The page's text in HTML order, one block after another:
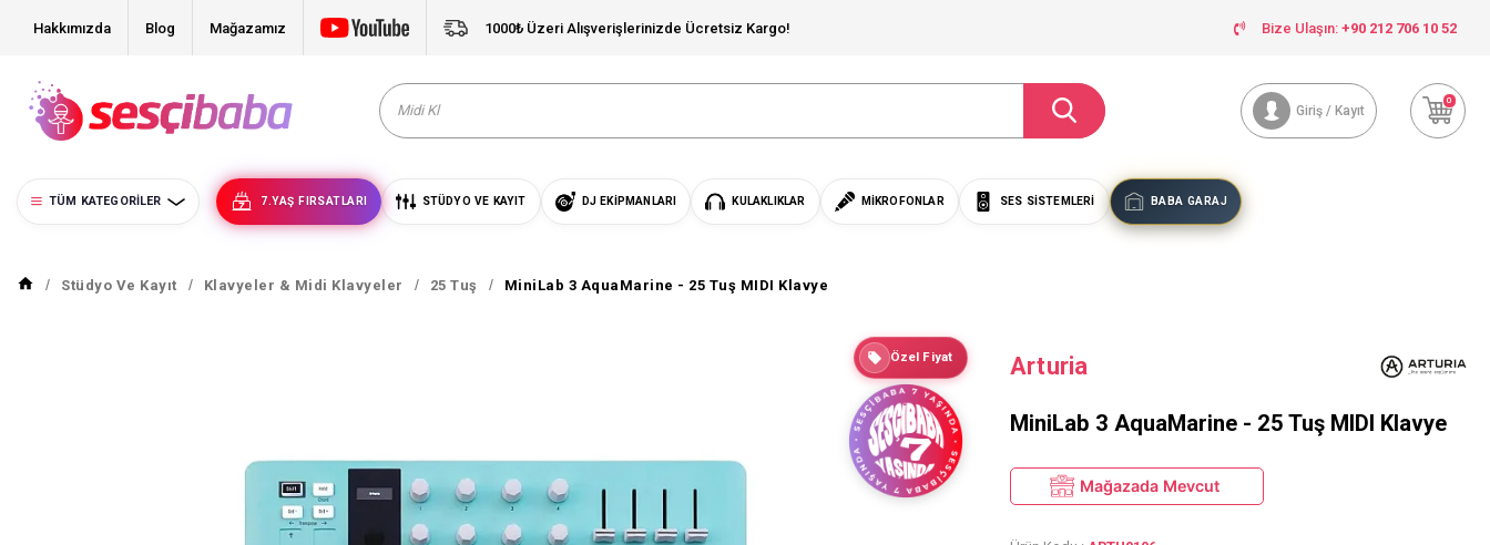
Hakkımızda Blog Mağazamız 1000₺ Üzeri Alışverişlerinizde Ücretsiz Kargo! Bize Ulaşın: +90 212 706 10 52
Giriş / Kayıt
0
TÜM KATEGORILER 7.YAŞ FIRSATLARI STÜDYO VE KAYIT DJ EKIPMANLARI KULAKLIKLAR MIKROFONLAR SES SISTEMLERI BABA GARAJ
Stüdyo Ve Kayıt Klavyeler & Midi Klavyeler 25 Tuş MiniLab 3 AquaMarine - 25 Tuş MIDI Klavye
Özel Fiyat Arturia
MiniLab 3 AquaMarine - 25 Tuş MIDI Klavye
Mağazada Mevcut